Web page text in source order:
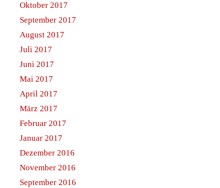
Oktober 2017
September 2017
August 2017
Juli 2017
Juni 2017
Mai 2017
April 2017
März 2017
Februar 2017
Januar 2017
Dezember 2016
November 2016
September 2016